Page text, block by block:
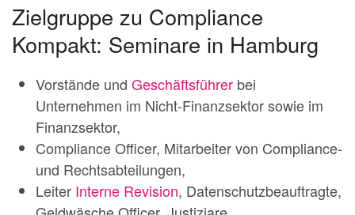
Zielgruppe zu Compliance
Kompakt: Seminare in Hamburg
Vorstände und Geschäftsführer bei
Unternehmen im Nicht-Finanzsektor sowie im
Finanzsektor,
Compliance Officer, Mitarbeiter von Compliance-
und Rechtsabteilungen,
Leiter Interne Revision, Datenschutzbeauftragte,